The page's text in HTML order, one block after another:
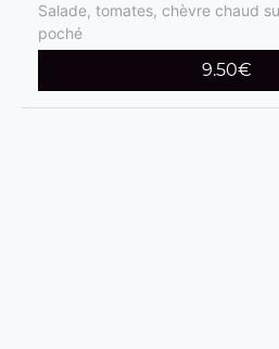
Salade, tomates, chèvre chaud
poché
9.50€